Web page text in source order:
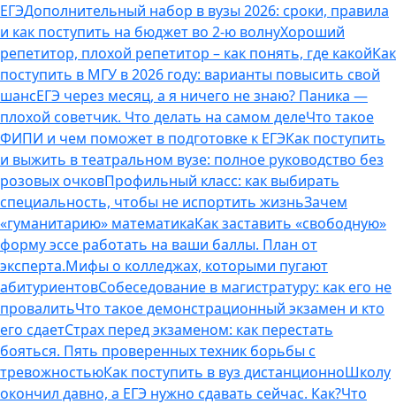
ЕГЭДополнительный набор в вузы 2026: сроки, правила
и как поступить на бюджет во 2‑ю волнуХороший
репетитор, плохой репетитор – как понять, где какойКак
поступить в МГУ в 2026 году: варианты повысить свой
шансЕГЭ через месяц, а я ничего не знаю? Паника —
плохой советчик. Что делать на самом делеЧто такое
ФИПИ и чем поможет в подготовке к ЕГЭКак поступить
и выжить в театральном вузе: полное руководство без
розовых очковПрофильный класс: как выбирать
специальность, чтобы не испортить жизньЗачем
«гуманитарию» математикаКак заставить «свободную»
форму эссе работать на ваши баллы. План от
эксперта.Мифы о колледжах, которыми пугают
абитуриентовСобеседование в магистратуру: как его не
провалитьЧто такое демонстрационный экзамен и кто
его сдаетСтрах перед экзаменом: как перестать
бояться. Пять проверенных техник борьбы с
тревожностьюКак поступить в вуз дистанционноШколу
окончил давно, а ЕГЭ нужно сдавать сейчас. Как?Что